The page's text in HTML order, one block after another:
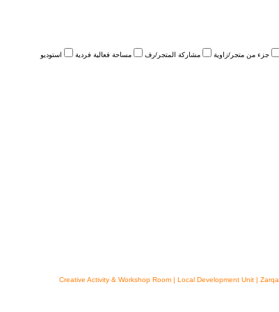
جزء من متجر/زاوية مشاركة المتجر/رف مساحة فعالية فردية
استوديو